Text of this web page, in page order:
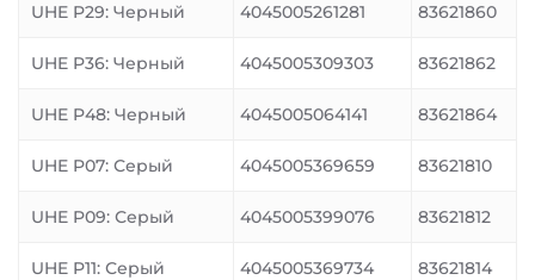
UHE P29: Черный 4045005261281 83621860
UHE P36: Черный 4045005309303 83621862
UHE P48: Черный 4045005064141 83621864
UHE P07: Серый 4045005369659 83621810
UHE P09: Серый 4045005399076 83621812
UHE P11: Серый 4045005369734 83621814